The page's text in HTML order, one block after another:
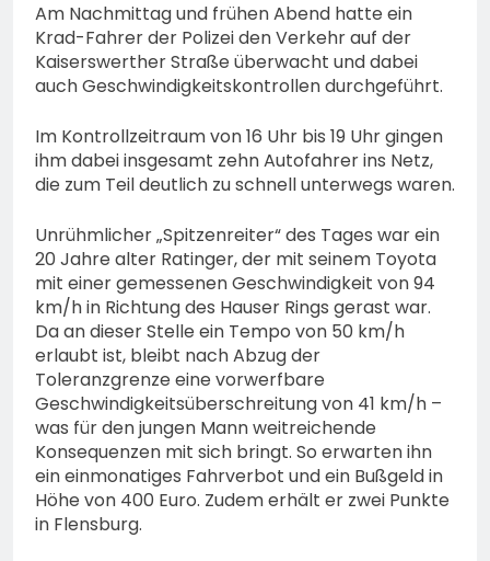
Am Nachmittag und frühen Abend hatte ein
Krad-Fahrer der Polizei den Verkehr auf der
Kaiserswerther Straße überwacht und dabei
auch Geschwindigkeitskontrollen durchgeführt.
Im Kontrollzeitraum von 16 Uhr bis 19 Uhr gingen
ihm dabei insgesamt zehn Autofahrer ins Netz,
die zum Teil deutlich zu schnell unterwegs waren.
Unrühmlicher „Spitzenreiter“ des Tages war ein
20 Jahre alter Ratinger, der mit seinem Toyota
mit einer gemessenen Geschwindigkeit von 94
km/h in Richtung des Hauser Rings gerast war.
Da an dieser Stelle ein Tempo von 50 km/h
erlaubt ist, bleibt nach Abzug der
Toleranzgrenze eine vorwerfbare
Geschwindigkeitsüberschreitung von 41 km/h –
was für den jungen Mann weitreichende
Konsequenzen mit sich bringt. So erwarten ihn
ein einmonatiges Fahrverbot und ein Bußgeld in
Höhe von 400 Euro. Zudem erhält er zwei Punkte
in Flensburg.